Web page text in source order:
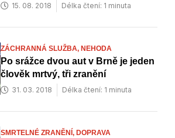
15. 08. 2018 Délka čtení: 1 minuta
ZÁCHRANNÁ SLUŽBA, NEHODA
Po srážce dvou aut v Brně je jeden
člověk mrtvý, tři zranění
31. 03. 2018 Délka čtení: 1 minuta
SMRTELNÉ ZRANĚNÍ, DOPRAVA